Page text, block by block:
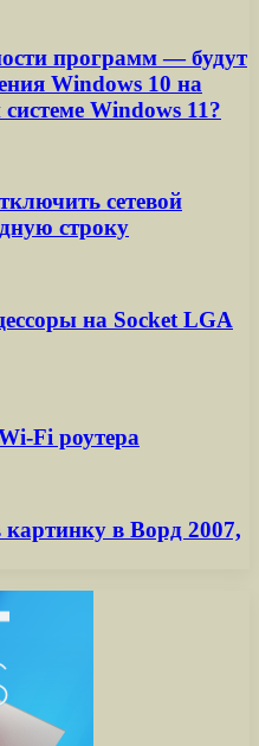
программ — будут
Windows 10 на
Windows 11?
сетевой
строку
на Socket LGA
Fi роутера
картинку в Ворд 2007,